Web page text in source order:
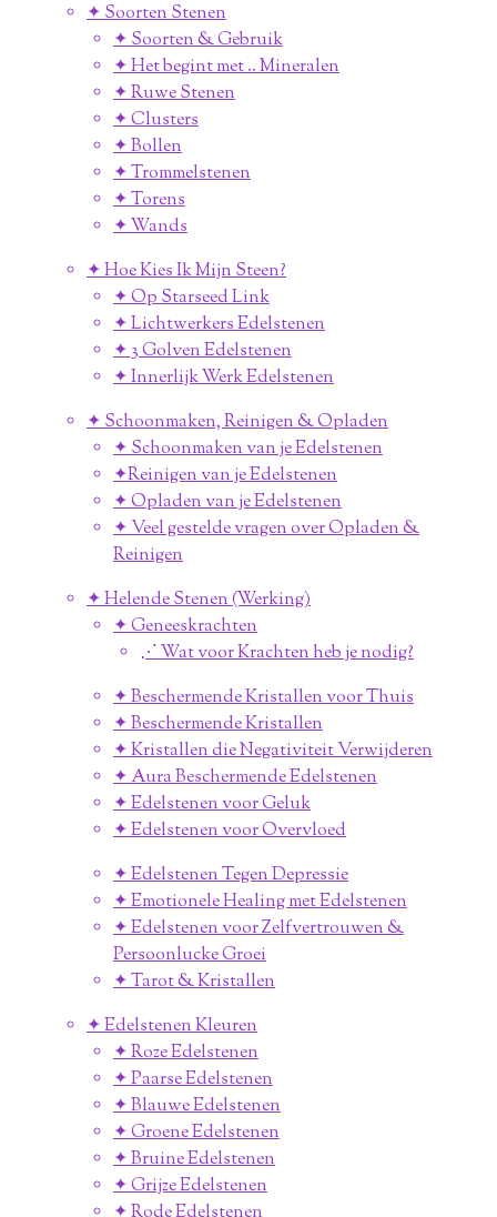
✦ Soorten Stenen
✦ Soorten & Gebruik
✦ Het begint met .. Mineralen
✦ Ruwe Stenen
✦ Clusters
✦ Bollen
✦ Trommelstenen
✦ Torens
✦ Wands
✦ Hoe Kies Ik Mijn Steen?
✦ Op Starseed Link
✦ Lichtwerkers Edelstenen
✦ 3 Golven Edelstenen
✦ Innerlijk Werk Edelstenen
✦ Schoonmaken, Reinigen & Opladen
✦ Schoonmaken van je Edelstenen
✦Reinigen van je Edelstenen
✦ Opladen van je Edelstenen
✦ Veel gestelde vragen over Opladen &
Reinigen
✦ Helende Stenen (Werking)
✦ Geneeskrachten
⋰ Wat voor Krachten heb je nodig?
✦ Beschermende Kristallen voor Thuis
✦ Beschermende Kristallen
✦ Kristallen die Negativiteit Verwijderen
✦ Aura Beschermende Edelstenen
✦ Edelstenen voor Geluk
✦ Edelstenen voor Overvloed
✦ Edelstenen Tegen Depressie
✦ Emotionele Healing met Edelstenen
✦ Edelstenen voor Zelfvertrouwen &
Persoonlucke Groei
✦ Tarot & Kristallen
✦ Edelstenen Kleuren
✦ Roze Edelstenen
✦ Paarse Edelstenen
✦ Blauwe Edelstenen
✦ Groene Edelstenen
✦ Bruine Edelstenen
✦ Grijze Edelstenen